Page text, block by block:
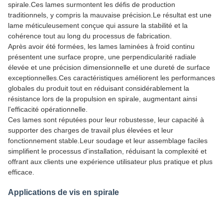
spirale.Ces lames surmontent les défis de production
traditionnels, y compris la mauvaise précision.Le résultat est une
lame méticuleusement conçue qui assure la stabilité et la
cohérence tout au long du processus de fabrication.
Après avoir été formées, les lames laminées à froid continu
présentent une surface propre, une perpendicularité radiale
élevée et une précision dimensionnelle et une dureté de surface
exceptionnelles.Ces caractéristiques améliorent les performances
globales du produit tout en réduisant considérablement la
résistance lors de la propulsion en spirale, augmentant ainsi
l'efficacité opérationnelle.
Ces lames sont réputées pour leur robustesse, leur capacité à
supporter des charges de travail plus élevées et leur
fonctionnement stable.Leur soudage et leur assemblage faciles
simplifient le processus d'installation, réduisant la complexité et
offrant aux clients une expérience utilisateur plus pratique et plus
efficace.
Applications de vis en spirale